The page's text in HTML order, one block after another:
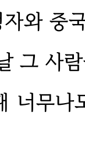
와 중
그 사
너무나